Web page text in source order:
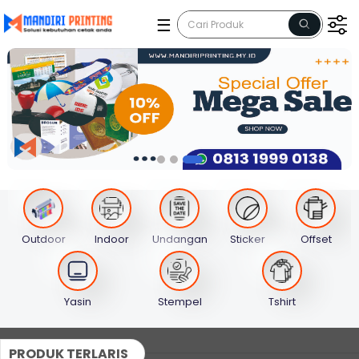
☰
Outdoor Indoor Undangan Sticker Offset
Yasin Stempel Tshirt
PRODUK TERLARIS